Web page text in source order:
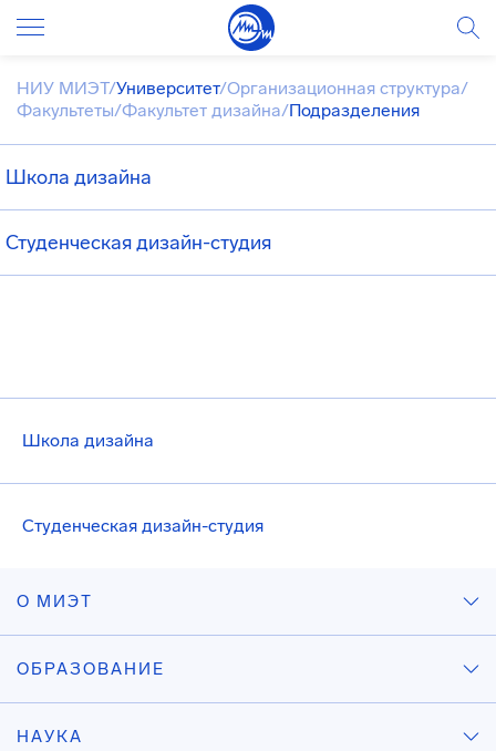
Школа дизайна
Студенческая дизайн-студия
НИУ МИЭТ/Университет/Организационная структура/
Факультеты/Факультет дизайна/Подразделения
Школа дизайна
Студенческая дизайн-студия
О МИЭТ
ОБРАЗОВАНИЕ
НАУКА